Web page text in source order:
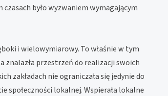
było wyzwaniem wymagającym
i wielowymiarowy. To właśnie w tym
znalazła przestrzeń do realizacji swoich
zakładach nie ograniczała się jedynie do
społeczności lokalnej. Wspierała lokalne